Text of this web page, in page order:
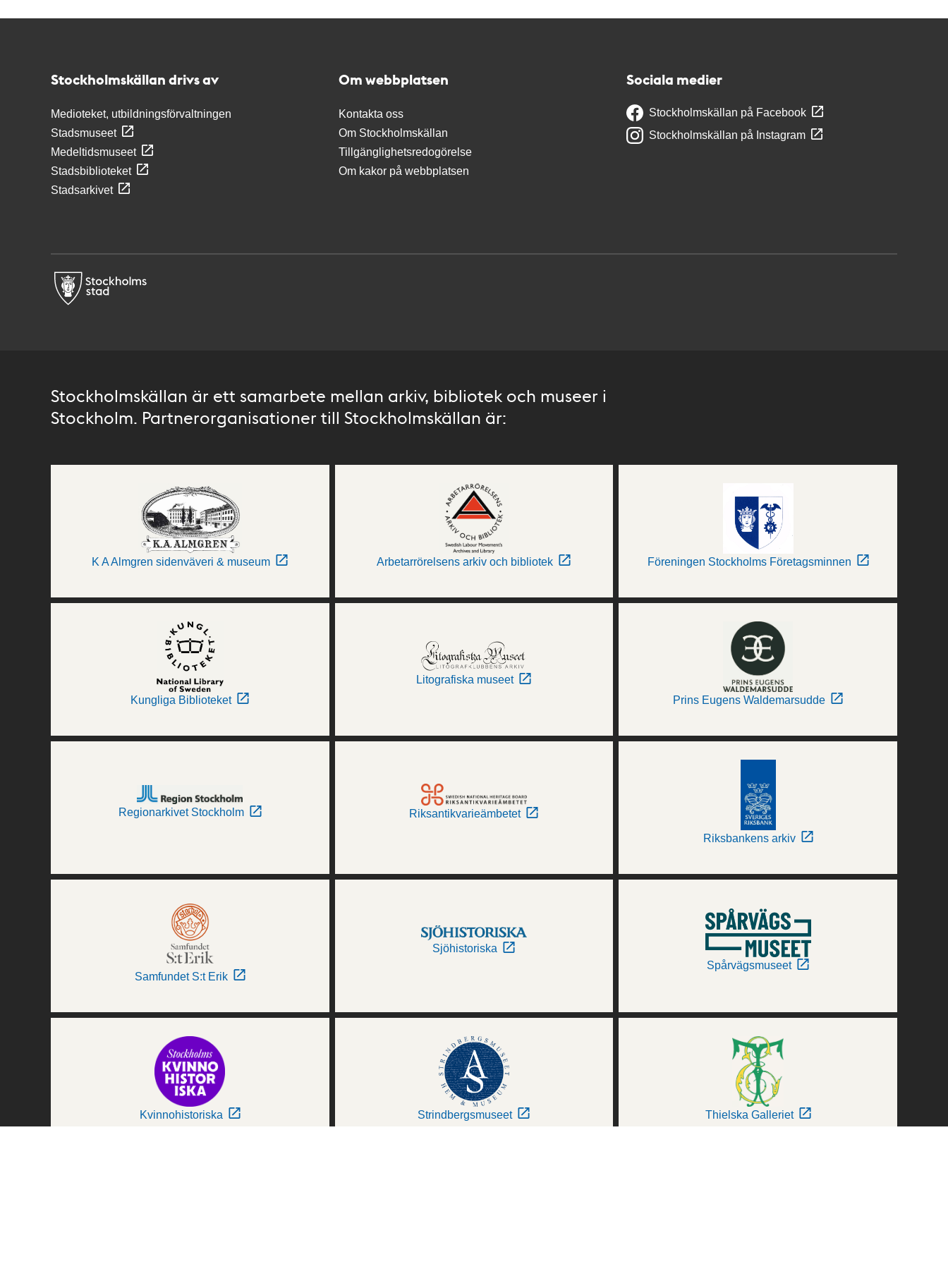
Stockholmskällan drivs av
Medioteket, utbildningsförvaltningen
Stadsmuseet
Medeltidsmuseet
Stadsbiblioteket
Stadsarkivet
Om webbplatsen
Kontakta oss
Om Stockholmskällan
Tillgänglighetsredogörelse
Om kakor på webbplatsen
Sociala medier
Stockholmskällan på Facebook
Stockholmskällan på Instagram
Stockholmskällan är ett samarbete mellan arkiv, bibliotek och museer i
Stockholm. Partnerorganisationer till Stockholmskällan är:
K A Almgren sidenväveri & museum Arbetarrörelsens arkiv och bibliotek Föreningen Stockholms Företagsminnen
Kungliga Biblioteket
Litografiska museet
Prins Eugens Waldemarsudde
Regionarkivet Stockholm Riksantikvarieämbetet
Riksbankens arkiv
Samfundet S:t Erik
Sjöhistoriska
Spårvägsmuseet
Kvinnohistoriska Strindbergsmuseet Thielska Galleriet